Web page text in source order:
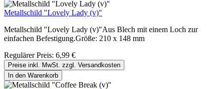
Metallschild "Lovely Lady (v)"
Metallschild "Lovely Lady (v)"Aus Blech mit einem Loch zur
einfachen Befestigung.Größe: 210 x 148 mm
Regulärer Preis: 6,99 €
Preise inkl. MwSt. zzgl. Versandkosten
In den Warenkorb